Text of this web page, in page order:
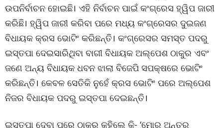
ଉପନିର୍ବାଚନ ହୋଇଛି। ଏହି ନିର୍ବାଚନ ପାଇଁ କଂଗ୍ରେସ ହ୍ୱିପ ଜାରୀ
କରିଛି। ହ୍ୱିପ ଜାରୀ କରିବା ପରେ ମଧ୍ୟ କଂଗ୍ରେସର ଦୁଇଜଣ
ବିଧାୟକ କ୍ରସ ଭୋଟିଂ କରିଛନ୍ତି। କଂଗ୍ରେସର ସମସ୍ତ ପଦରୁ
ଇସ୍ତପା ଦେଇସାରିଥିବା ବାଗୀ ବିଧାୟକ ଅଲ୍ପେଶ ଠାକୁର ଏବଂ
ଜଣେ ଅନ୍ୟ ବିଧାୟକ ଧବନ ଝାଲା ବିଜେପି ସପକ୍ଷରେ ଭୋଟିଂ
କରିଛନ୍ତି। କେବଳ ସେତିକି ନୁହେଁ କ୍ରସ ଭୋଟିଂ ପରେ ଅଲ୍ପେଶ
ନିଜର ବିଧାୟକ ପଦରୁ ଇସ୍ତପା ଦେଇଛନ୍ତି।
ଇସ୍ତପା ଦେବା ପରେ ଠାକୁର କହିଲେ କି- ‘ମୋର ଅନ୍ତର